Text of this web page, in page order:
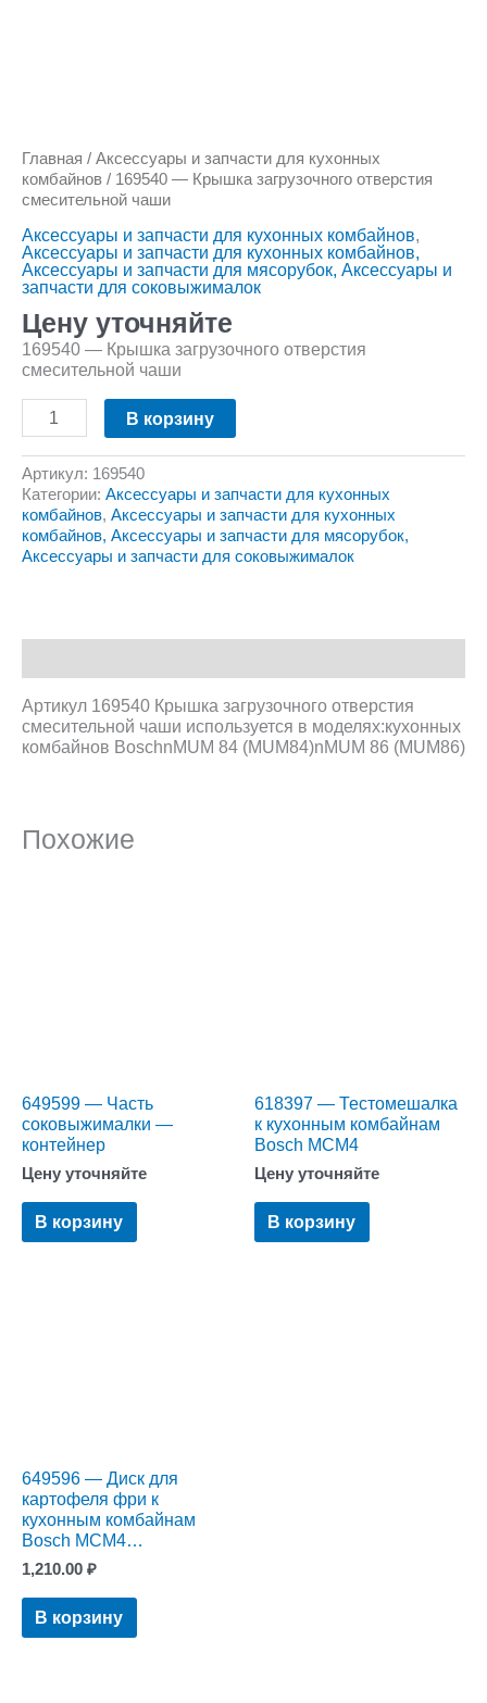
Главная / Аксессуары и запчасти для кухонных
комбайнов / 169540 — Крышка загрузочного отверстия
смесительной чаши
Аксессуары и запчасти для кухонных комбайнов,
Аксессуары и запчасти для кухонных комбайнов,
Аксессуары и запчасти для мясорубок, Аксессуары и
запчасти для соковыжималок
Цену уточняйте
169540 — Крышка загрузочного отверстия
смесительной чаши
В корзину
Артикул: 169540
Категории: Аксессуары и запчасти для кухонных
комбайнов, Аксессуары и запчасти для кухонных
комбайнов, Аксессуары и запчасти для мясорубок,
Аксессуары и запчасти для соковыжималок
Артикул 169540 Крышка загрузочного отверстия
смесительной чаши используется в моделях:кухонных
комбайнов BoschnMUM 84 (MUM84)nMUM 86 (MUM86)
Похожие
649599 — Часть
соковыжималки —
контейнер
Цену уточняйте
В корзину
618397 — Тестомешалка
к кухонным комбайнам
Bosch MCM4
Цену уточняйте
В корзину
649596 — Диск для
картофеля фри к
кухонным комбайнам
Bosch MCM4…
1,210.00 ₽
В корзину